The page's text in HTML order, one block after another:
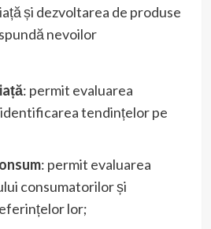
și dezvoltarea de produse
nevoilor
: permit evaluarea
tendințelor pe
: permit evaluarea
consumatorilor și
lor;